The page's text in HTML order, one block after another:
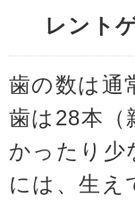
レント
歯の数は通
歯は28本（
かったり少
には、生え